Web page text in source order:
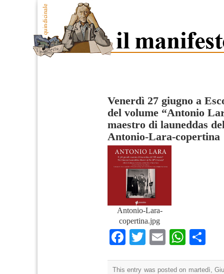
Venerdì 27 giugno a
del volume “Antonio
maestro di launeddas
Antonio-Lara-copertina
Antonio-Lara-
copertina.jpg
Facebook
TwitterEmail
This entry was posted on martedì,